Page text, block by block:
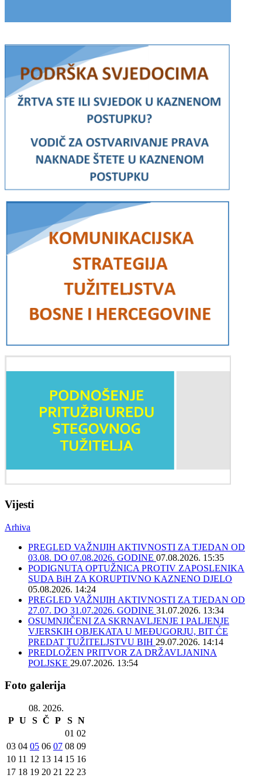
Vijesti
Arhiva
PREGLED VAŽNIJIH AKTIVNOSTI ZA TJEDAN OD
03.08. DO 07.08.2026. GODINE 07.08.2026. 15:35
PODIGNUTA OPTUŽNICA PROTIV ZAPOSLENIKA
SUDA BiH ZA KORUPTIVNO KAZNENO DJELO
05.08.2026. 14:24
PREGLED VAŽNIJIH AKTIVNOSTI ZA TJEDAN OD
27.07. DO 31.07.2026. GODINE 31.07.2026. 13:34
OSUMNJIČENI ZA SKRNAVLJENJE I PALJENJE
VJERSKIH OBJEKATA U MEĐUGORJU, BIT ĆE
PREDAT TUŽITELJSTVU BIH 29.07.2026. 14:14
PREDLOŽEN PRITVOR ZA DRŽAVLJANINA
POLJSKE 29.07.2026. 13:54
Foto galerija
08. 2026.
P U S Č P S N
01 02
03 04 05 06 07 08 09
10 11 12 13 14 15 16
17 18 19 20 21 22 23